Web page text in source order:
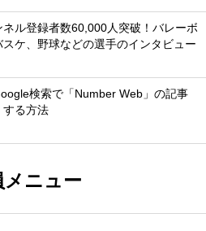
ネル登録者数60,000人突破！バレーボ
ケ、野球などの選手のインタビュー
検索で「Number Web」の記事
する方法
メニュー